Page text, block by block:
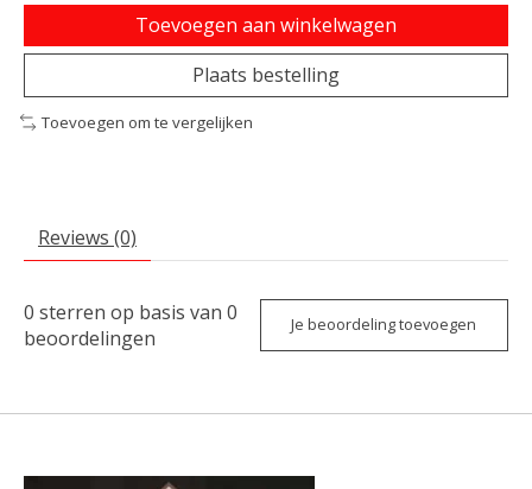
Toevoegen aan winkelwagen
Plaats bestelling
Toevoegen om te vergelijken
Reviews (0)
0 sterren op basis van 0
beoordelingen
Je beoordeling toevoegen